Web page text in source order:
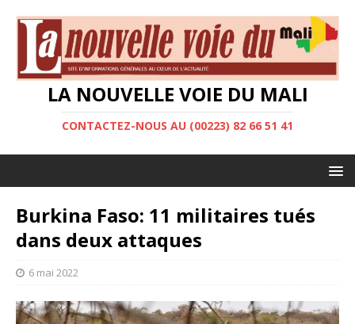
LA NOUVELLE VOIE DU MALI
CONTACTEZ-NOUS AU (00223) 82 66 51 41
Burkina Faso: 11 militaires tués
dans deux attaques
6 mai 2022